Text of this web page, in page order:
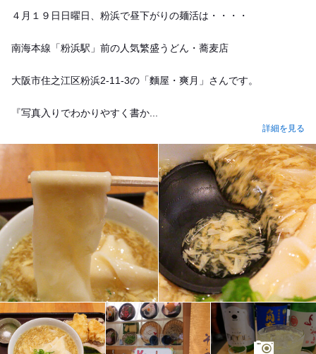
４月１９日日曜日、粉浜で昼下がりの麺活は・・・・
南海本線「粉浜駅」前の人気繁盛うどん・蕎麦店
大阪市住之江区粉浜2-11-3の「麵屋・爽月」さんです。
『写真入りでわかりやすく書か...
詳細を見る